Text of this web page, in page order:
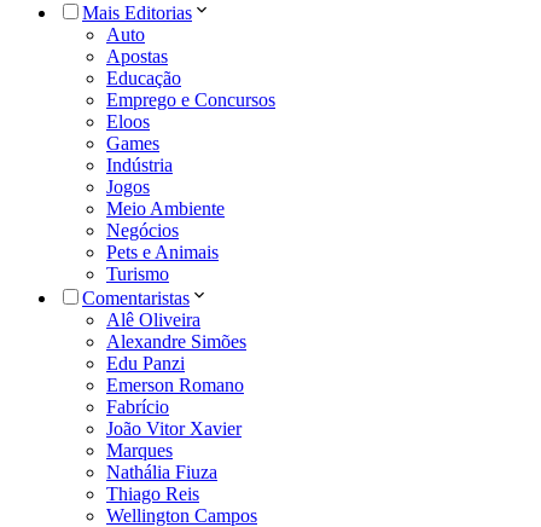
Mais Editorias
Auto
Apostas
Educação
Emprego e Concursos
Eloos
Games
Indústria
Jogos
Meio Ambiente
Negócios
Pets e Animais
Turismo
Comentaristas
Alê Oliveira
Alexandre Simões
Edu Panzi
Emerson Romano
Fabrício
João Vitor Xavier
Marques
Nathália Fiuza
Thiago Reis
Wellington Campos